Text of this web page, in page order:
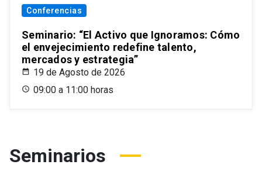
Conferencias
Seminario: “El Activo que Ignoramos: Cómo
el envejecimiento redefine talento,
mercados y estrategia”
19 de Agosto de 2026
09:00 a 11:00 horas
Seminarios